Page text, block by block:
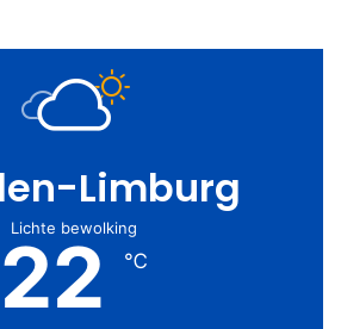
Limburg
Lichte bewolking
22 ℃